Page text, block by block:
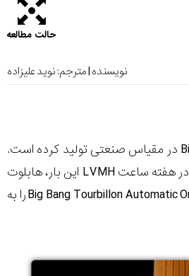
حالت مطالعه
نویسنده | مترجم:نوید علیزاده
در مقیاس صنعتی تولید کرده است.
در هفته ساعتLVMH این بار، هابلوت
Big Bang Tourbillon Automaticرا به